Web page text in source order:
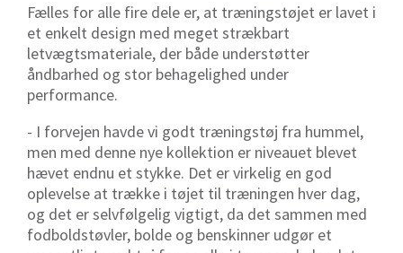
Fælles for alle fire dele er, at træningstøjet er lavet i
et enkelt design med meget strækbart
letvægtsmateriale, der både understøtter
åndbarhed og stor behagelighed under
performance.
- I forvejen havde vi godt træningstøj fra hummel,
men med denne nye kollektion er niveauet blevet
hævet endnu et stykke. Det er virkelig en god
oplevelse at trække i tøjet til træningen hver dag,
og det er selvfølgelig vigtigt, da det sammen med
fodboldstøvler, bolde og benskinner udgør et